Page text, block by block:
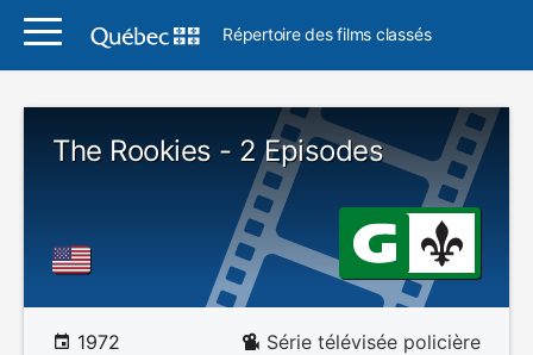
Répertoire des films classés
The Rookies - 2 Episodes
1972 Série télévisée policière